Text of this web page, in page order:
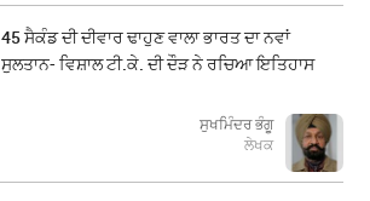
45 ਸੈਕੰਡ ਦੀ ਦੀਵਾਰ ਢਾਹੁਣ ਵਾਲਾ ਭਾਰਤ ਦਾ ਨਵਾਂ
ਸੁਲਤਾਨ- ਵਿਸ਼ਾਲ ਟੀ.ਕੇ. ਦੀ ਦੌੜ ਨੇ ਰਚਿਆ ਇਤਿਹਾਸ
ਸੁਖਮਿੰਦਰ ਭੰਗੂ
ਲੇਖਕ